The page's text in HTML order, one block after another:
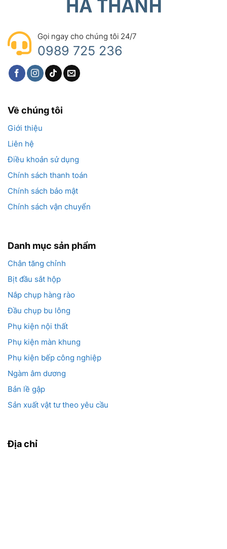
Gọi ngay cho chúng tôi 24/7
0989 725 236
Về chúng tôi
Giới thiệu
Liên hệ
Điều khoản sử dụng
Chính sách thanh toán
Chính sách bảo mật
Chính sách vận chuyển
Danh mục sản phẩm
Chân tăng chỉnh
Bịt đầu sắt hộp
Nắp chụp hàng rào
Đầu chụp bu lông
Phụ kiện nội thất
Phụ kiện màn khung
Phụ kiện bếp công nghiệp
Ngàm âm dương
Bản lề gập
Sản xuất vật tư theo yêu cầu
Địa chỉ